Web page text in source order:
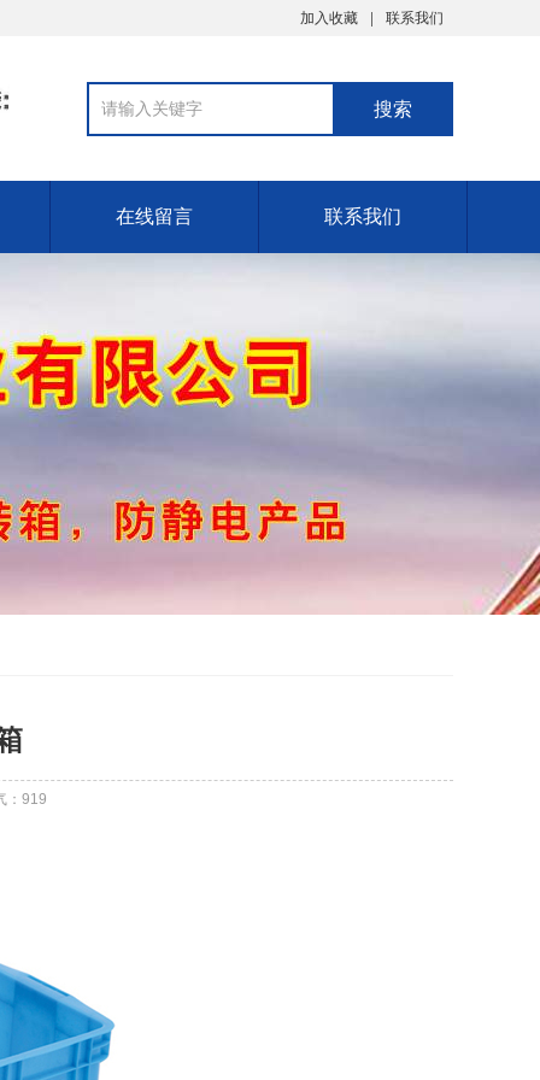
加入收藏 联系我们
在线留言 联系我们
：919